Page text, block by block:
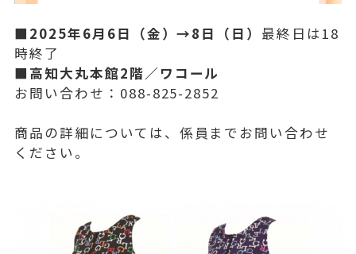
■2025年6月6日（金）→8日（日） 最終日は18
時終了
■高知大丸本館2階／ワコール
お問い合わせ：088-825-2852
商品の詳細については、係員までお問い合わせ
ください。